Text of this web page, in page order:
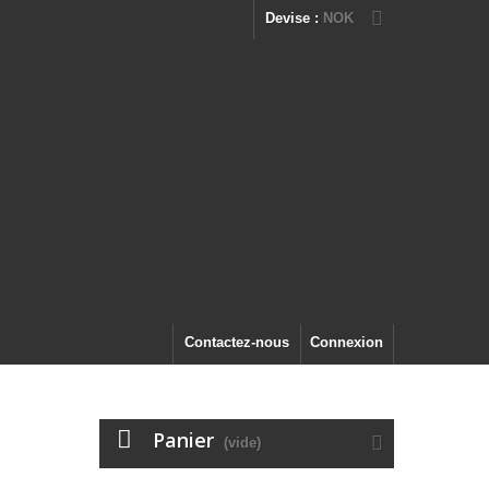
Devise : NOK
Connexion
Contactez-nous
Panier (vide)